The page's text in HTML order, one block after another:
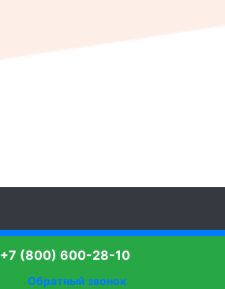
+7 (800) 600-28-10
Обратный звонок